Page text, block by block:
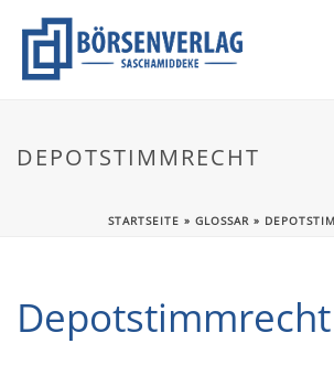
DEPOTSTIMMRECHT
STARTSEITE » GLOSSAR»
Depotstimmrecht